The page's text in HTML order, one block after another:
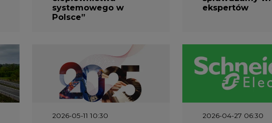
systemowego w
Polsce”
ekspertów
2026-05-11 10:30 2026-04-27 06:30